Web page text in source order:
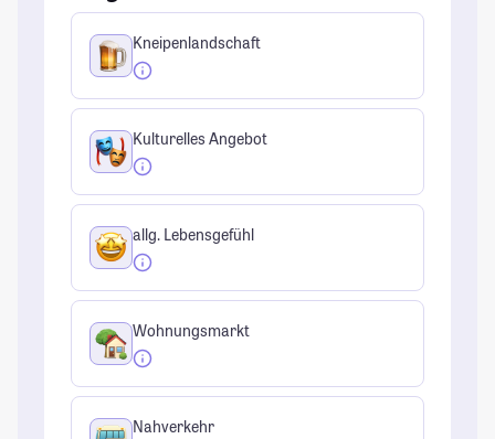
Kneipenlandschaft
Kulturelles Angebot
allg. Lebensgefühl
Wohnungsmarkt
Nahverkehr